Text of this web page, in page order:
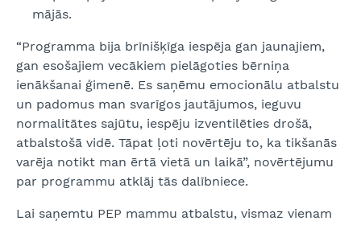
mājās.
“Programma bija brīnišķīga iespēja gan jaunajiem,
gan esošajiem vecākiem pielāgoties bērniņa
ienākšanai ģimenē. Es saņēmu emocionālu atbalstu
un padomus man svarīgos jautājumos, ieguvu
normalitātes sajūtu, iespēju izventilēties drošā,
atbalstošā vidē. Tāpat ļoti novērtēju to, ka tikšanās
varēja notikt man ērtā vietā un laikā”, novērtējumu
par programmu atklāj tās dalībniece.
Lai saņemtu PEP mammu atbalstu, vismaz vienam